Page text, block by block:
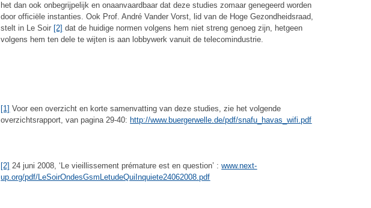
het dan ook onbegrijpelijk en onaanvaardbaar dat deze studies zomaar genegeerd worden
door officiële instanties. Ook Prof. André Vander Vorst, lid van de Hoge Gezondheidsraad,
stelt in Le Soir [2] dat de huidige normen volgens hem niet streng genoeg zijn, hetgeen
volgens hem ten dele te wijten is aan lobbywerk vanuit de telecomindustrie.
[1] Voor een overzicht en korte samenvatting van deze studies, zie het volgende
overzichtsrapport, van pagina 29-40: http://www.buergerwelle.de/pdf/snafu_havas_wifi.pdf
[2] 24 juni 2008, ‘Le vieillissement prémature est en question’ :www.next-
up.org/pdf/LeSoirOndesGsmLetudeQuiInquiete24062008.pdf